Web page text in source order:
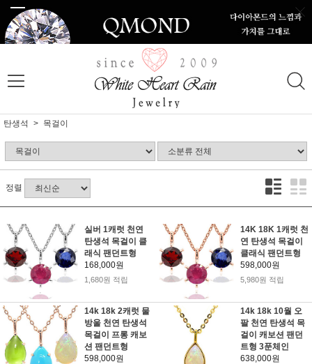
탄생석 목걸이
정렬
실버 1캐럿 천연
탄생석 목걸이 클
래식 팬던트형
168,000원
1,680원 적립
14K 18K 1캐럿 천
연 탄생석 목걸이
클래식 팬던트형
598,000원
5,980원 적립
14k 18k 2캐럿 물
방울 천연 탄생석
목걸이 프롱 캐보
션 팬던트형
598,000원
14k 18k 10월 오
팔 천연 탄생석 목
걸이 캐보션 팬던
트형 3푼체인
638,000원